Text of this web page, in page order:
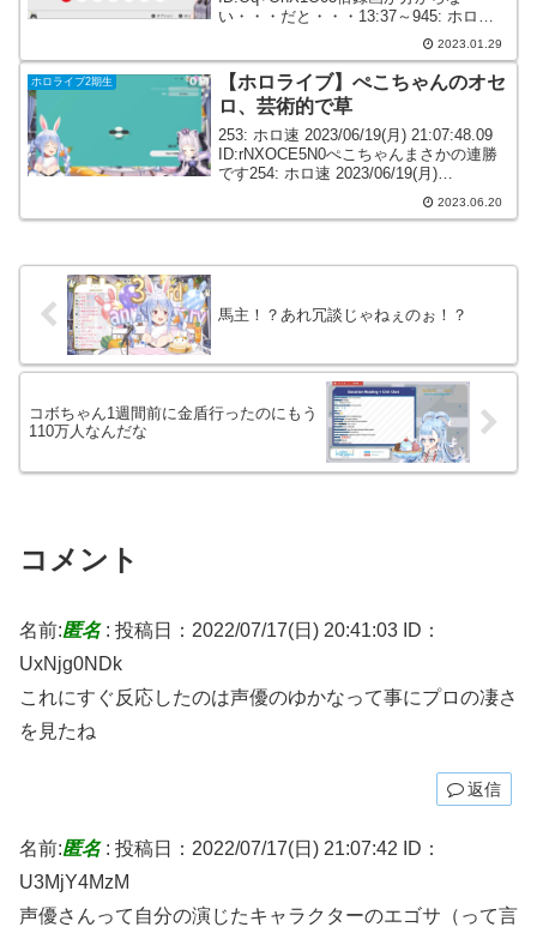
い・・・だと・・・13:37～945: ホロ速
2023/01/29(日) 13:16:52.29 ID:hu/wJp6R0
2023.01.29
ホロライブ2期生
【ホロライブ】ぺこちゃんのオセ
ロ、芸術的で草
253: ホロ速 2023/06/19(月) 21:07:48.09
ID:rNXOCE5N0ぺこちゃんまさかの連勝
です254: ホロ速 2023/06/19(月)
21:08:11.08 ID:MoXGiat/aそれでもぺこち
2023.06.20
馬主！？あれ冗談じゃねぇのぉ！？
コボちゃん1週間前に金盾行ったのにもう
110万人なんだな
コメント
名前:匿名: 投稿日：2022/07/17(日) 20:41:03 ID：
UxNjg0NDk
これにすぐ反応したのは声優のゆかなって事にプロの凄さ
を見たね
返信
名前:匿名: 投稿日：2022/07/17(日) 21:07:42
ID：
U3MjY4MzM
声優さんって自分の演じたキャラクターのエゴサ（って言